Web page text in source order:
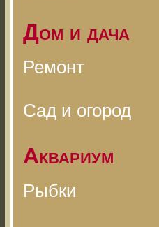
Дом и дача
Ремонт
Сад и огород
Аквариум
Рыбки